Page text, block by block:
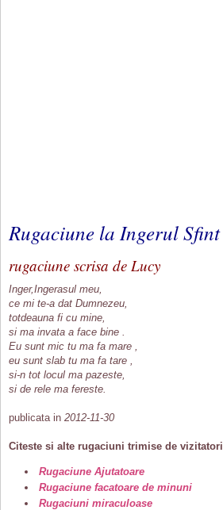
Rugaciune la Ingerul Sfint
rugaciune scrisa de Lucy
Inger,Ingerasul meu,
ce mi te-a dat Dumnezeu,
totdeauna fi cu mine,
si ma invata a face bine .
Eu sunt mic tu ma fa mare ,
eu sunt slab tu ma fa tare ,
si-n tot locul ma pazeste,
si de rele ma fereste.
publicata in 2012-11-30
Citeste si alte rugaciuni trimise de vizitatori
Rugaciune Ajutatoare
Rugaciune facatoare de minuni
Rugaciuni miraculoase